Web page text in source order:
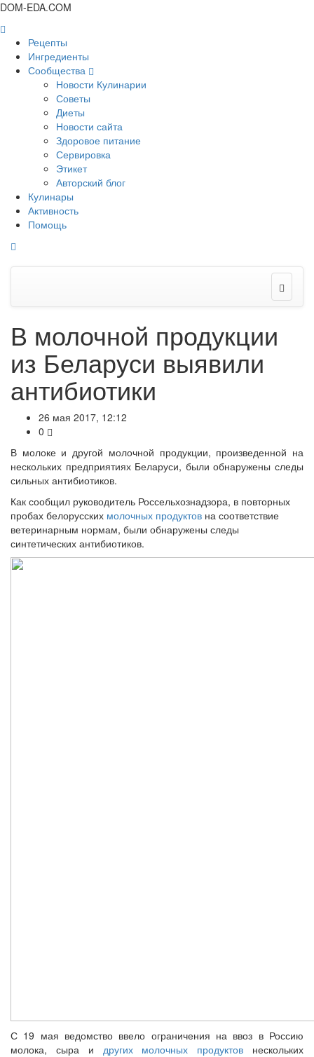
DOM-EDA.COM
Рецепты
Ингредиенты
Сообщества
Новости Кулинарии
Советы
Диеты
Новости сайта
Здоровое питание
Сервировка
Этикет
Авторский блог
Кулинары
Активность
Помощь
В молочной продукции
из Беларуси выявили
антибиотики
26 мая 2017, 12:12
0
В молоке и другой молочной продукции, произведенной на
нескольких предприятиях Беларуси, были обнаружены следы
сильных антибиотиков.
Как сообщил руководитель Россельхознадзора, в повторных
пробах белорусских молочных продуктов на соответствие
ветеринарным нормам, были обнаружены следы
синтетических антибиотиков.
С 19 мая ведомство ввело ограничения на ввоз в Россию
молока, сыра и других молочных продуктов нескольких